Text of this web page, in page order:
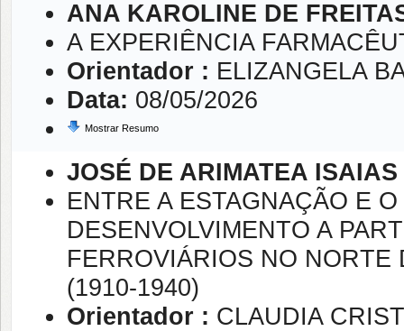
ANA KAROLINE DE
A EXPERIÊNCIA
Orientador : ELIZANGELA
Data: 08/05/2026
Mostrar Resumo
JOSÉ DE ARIMATEA
ENTRE A ESTAGNAÇÃO E
DESENVOLVIMENTO A
FERROVIÁRIOS NO
(1910-1940)
Orientador : CLAUDIA